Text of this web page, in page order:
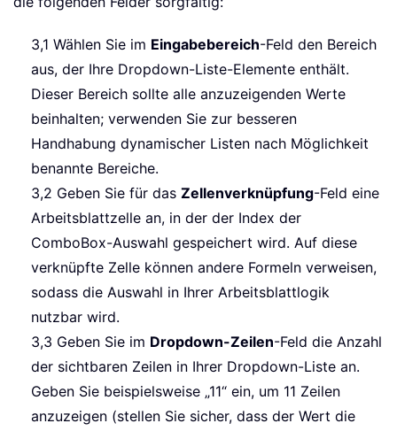
3,1 Wählen Sie im Eingabebereich-Feld den Bereich
aus, der Ihre Dropdown-Liste-Elemente enthält.
Dieser Bereich sollte alle anzuzeigenden Werte
beinhalten; verwenden Sie zur besseren
Handhabung dynamischer Listen nach Möglichkeit
benannte Bereiche.
3,2 Geben Sie für das Zellenverknüpfung-Feld eine
Arbeitsblattzelle an, in der der Index der
ComboBox-Auswahl gespeichert wird. Auf diese
verknüpfte Zelle können andere Formeln verweisen,
sodass die Auswahl in Ihrer Arbeitsblattlogik
nutzbar wird.
3,3 Geben Sie im Dropdown-Zeilen-Feld die Anzahl
der sichtbaren Zeilen in Ihrer Dropdown-Liste an.
Geben Sie beispielsweise „11“ ein, um 11 Zeilen
anzuzeigen (stellen Sie sicher, dass der Wert die